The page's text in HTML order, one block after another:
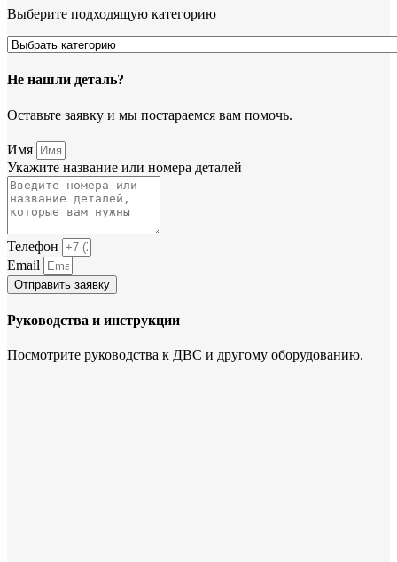
Выберите подходящую категорию
Не нашли деталь?
Оставьте заявку и мы постараемся вам помочь.
Имя
Укажите название или номера деталей
Телефон
Email
Отправить заявку
Руководства и инструкции
Посмотрите руководства к ДВС и другому оборудованию.